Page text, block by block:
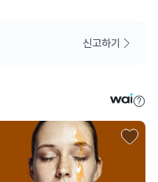
신고하기